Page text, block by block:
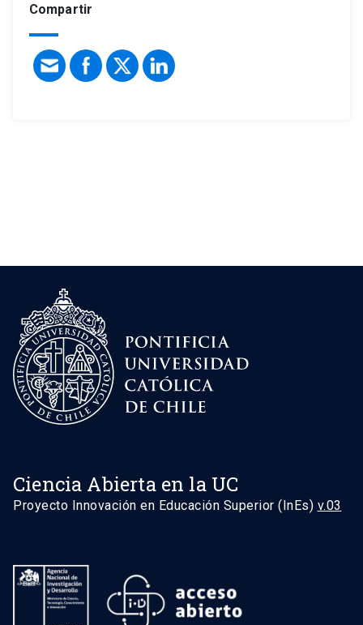
Compartir
Ciencia Abierta en la UC
Proyecto Innovación en Educación Superior (InEs) v.03